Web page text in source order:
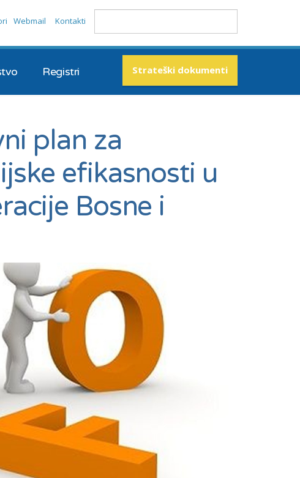
Strateški dokumenti
Registri
Webmail Kontakti
plan za
efikasnosti u
Bosne i